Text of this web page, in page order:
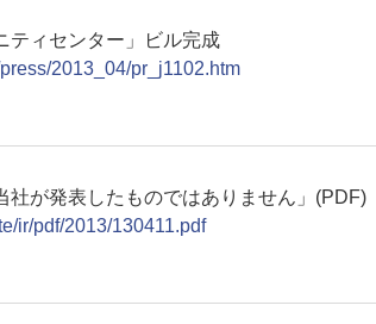
ティセンター」ビル完成
2013_04/pr_j1102.htm
社が発表したものではありません」(PDF)
ir/pdf/2013/130411.pdf